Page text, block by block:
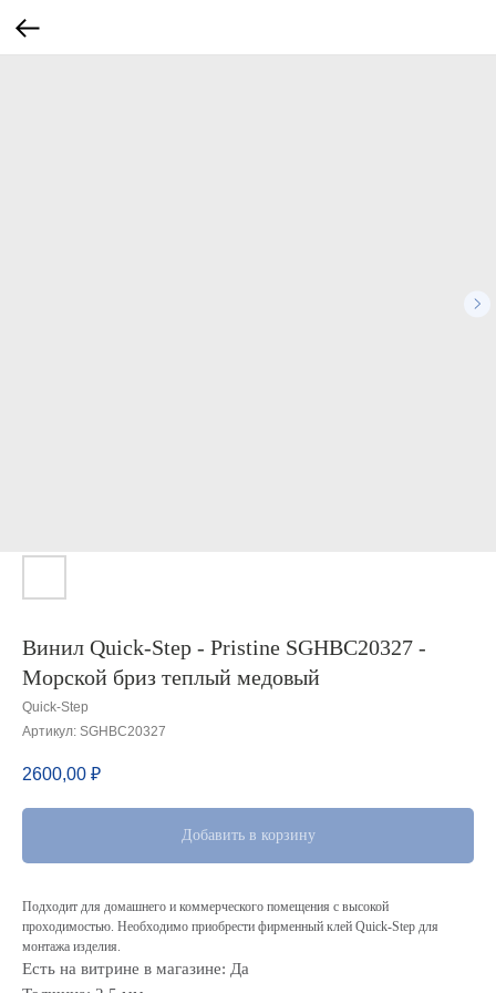
Винил Quick-Step - Pristine SGHBC20327 -
Мoрской бpиз теплый медoвый
Quick-Step
Артикул: SGHBC20327
2600,00 ₽
Добавить в корзину
Подходит для домашнего и коммерческого помещения с высокой
проходимостью. Необходимо приобрести фирменный клей Quick-Step для
монтажа изделия.
Есть на витрине в магазине: Да